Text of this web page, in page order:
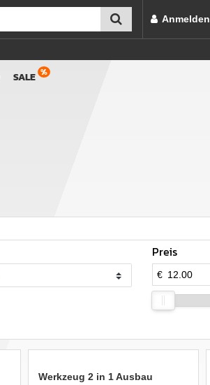
Anmelden
SALE
Preis
€
Werkzeug 2 in 1 Ausbau